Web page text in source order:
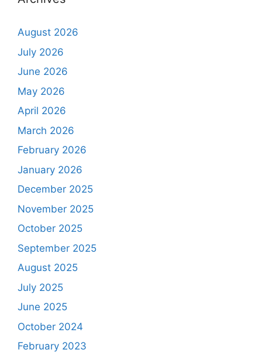
August 2026
July 2026
June 2026
May 2026
April 2026
March 2026
February 2026
January 2026
December 2025
November 2025
October 2025
September 2025
August 2025
July 2025
June 2025
October 2024
February 2023